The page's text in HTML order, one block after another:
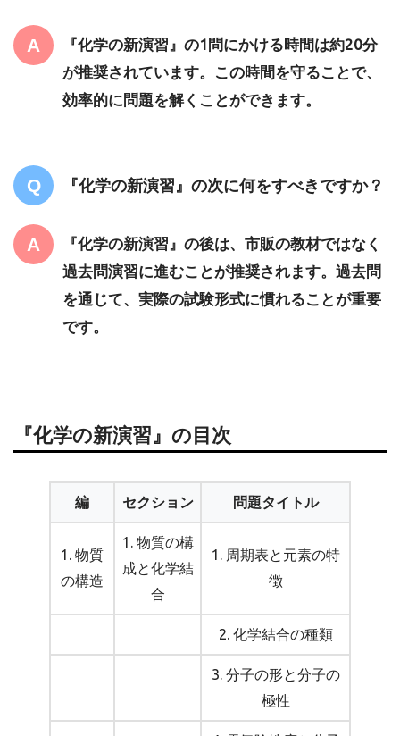
『化学の新演習』の1問にかける時間は約20分
が推奨されています。この時間を守ることで、
効率的に問題を解くことができます。
『化学の新演習』の次に何をすべきですか？
『化学の新演習』の後は、市販の教材ではなく
過去問演習に進むことが推奨されます。過去問
を通じて、実際の試験形式に慣れることが重要
です。
『化学の新演習』の目次
編 セクション 問題タイトル
1. 物質
の構造
1. 物質の構
成と化学結
合
1. 周期表と元素の特
徴
2. 化学結合の種類
3. 分子の形と分子の
極性